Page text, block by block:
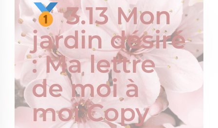
3.13 Mon
jardin désiré
: Ma lettre
de moi à
moi Copy